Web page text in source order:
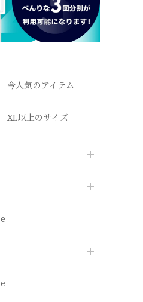
人気のアイテム
XL以上のサイズ